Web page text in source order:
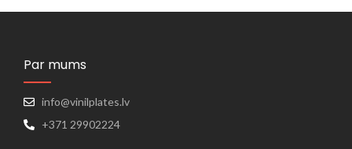
Par mums
info@vinilplates.lv
+371 29902224